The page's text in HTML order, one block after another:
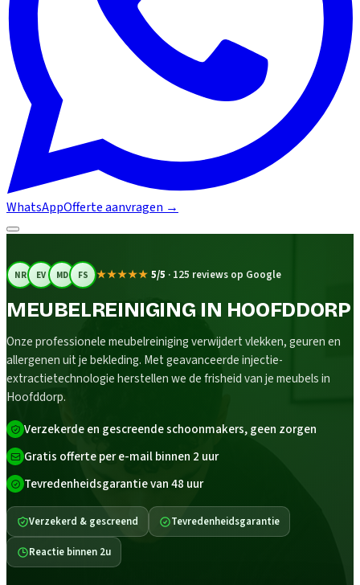
WhatsAppOfferte aanvragen →
NR EV MD FS ★★★★★ 5/5 · 125 reviews op Google
MEUBELREINIGING IN HOOFDDORP
Onze professionele meubelreiniging verwijdert vlekken, geuren en
allergenen uit je bekleding. Met geavanceerde injectie-
extractietechnologie herstellen we de frisheid van je meubels in
Hoofddorp.
Verzekerde en gescreende schoonmakers, geen zorgen
Gratis offerte per e-mail binnen 2 uur
Tevredenheidsgarantie van 48 uur
Verzekerd & gescreend Tevredenheidsgarantie
Reactie binnen 2u